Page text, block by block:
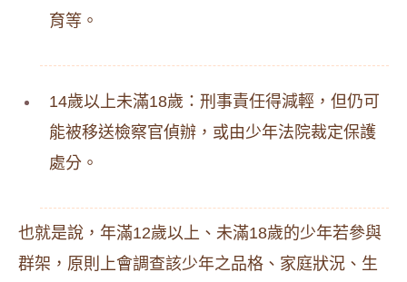
育等。
14歲以上未滿18歲：刑事責任得減輕，但仍可
能被移送檢察官偵辦，或由少年法院裁定保護
處分。
也就是說，年滿12歲以上、未滿18歲的少年若參與
群架，原則上會調查該少年之品格、家庭狀況、生